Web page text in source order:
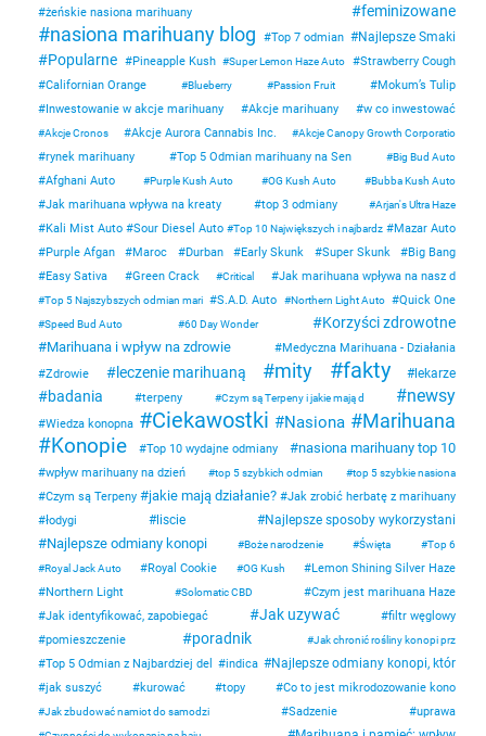
żeńskie nasiona marihuany feminizowane
nasiona marihuany blog Top 7 odmian Najlepsze Smaki
Popularne Pineapple Kush Super Lemon Haze Auto
Strawberry Cough
Californian Orange
Blueberry Passion Fruit
Mokum’s Tulip
Inwestowanie w akcje marihuany
Akcje marihuany w co inwestować
Akcje Cronos Akcje Aurora Cannabis Inc. Akcje Canopy Growth Corporatio
rynek marihuany Top 5 Odmian marihuany na Sen Big Bud Auto
Afghani Auto Purple Kush Auto OG Kush Auto Bubba Kush Auto
Jak marihuana wpływa na kreaty top 3 odmiany Arjan's Ultra Haze
Kali Mist Auto Sour Diesel Auto Top 10 Największych i najbardz
Mazar Auto
Purple Afgan
Maroc Durban Early Skunk Super Skunk
Big Bang
Easy Sativa
Green Crack Critical Jak marihuana wpływa na nasz d
Top 5 Najszybszych odmian mari S.A.D. Auto Northern Light Auto Quick One
Speed Bud Auto 60 Day Wonder Korzyści zdrowotne
Marihuana i wpływ na zdrowie
Medyczna Marihuana - Działania
Zdrowie
leczenie marihuaną mity fakty lekarze
badania terpeny Czym są Terpeny i jakie mają d newsy
Wiedza konopna Ciekawostki Nasiona Marihuana
Konopie Top 10 wydajne odmiany nasiona marihuany top 10
wpływ marihuany na dzień top 5 szybkich odmian top 5 szybkie nasiona
Czym są Terpeny jakie mają działanie?
Jak zrobić herbatę z marihuany
łodygi
liscie Najlepsze sposoby wykorzystani
Najlepsze odmiany konopi Boże narodzenie Święta
Top 6
Royal Jack Auto
Royal Cookie OG Kush
Lemon Shining Silver Haze
Northern Light
Solomatic CBD
Czym jest marihuana Haze
Jak identyfikować, zapobiegać
Jak uzywać
filtr węglowy
pomieszczenie
poradnik Jak chronić rośliny konopi prz
Top 5 Odmian z Najbardziej del indica Najlepsze odmiany konopi, któr
jak suszyć kurować topy Co to jest mikrodozowanie kono
Jak zbudować namiot do samodzi Sadzenie uprawa